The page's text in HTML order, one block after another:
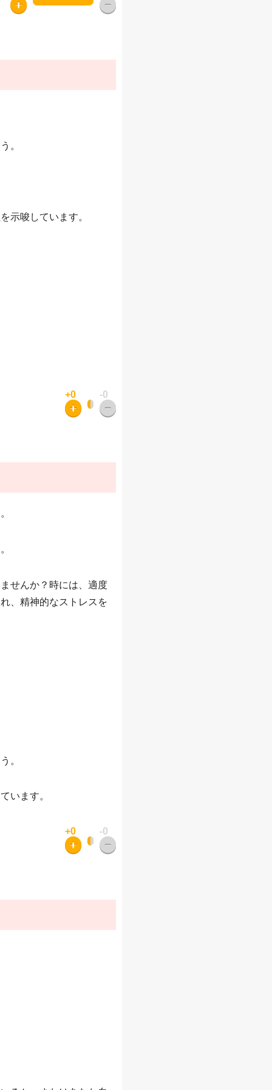
。
示唆しています。
+0 -0
せんか？時には、適度
、精神的なストレスを
。
います。
+0 -0